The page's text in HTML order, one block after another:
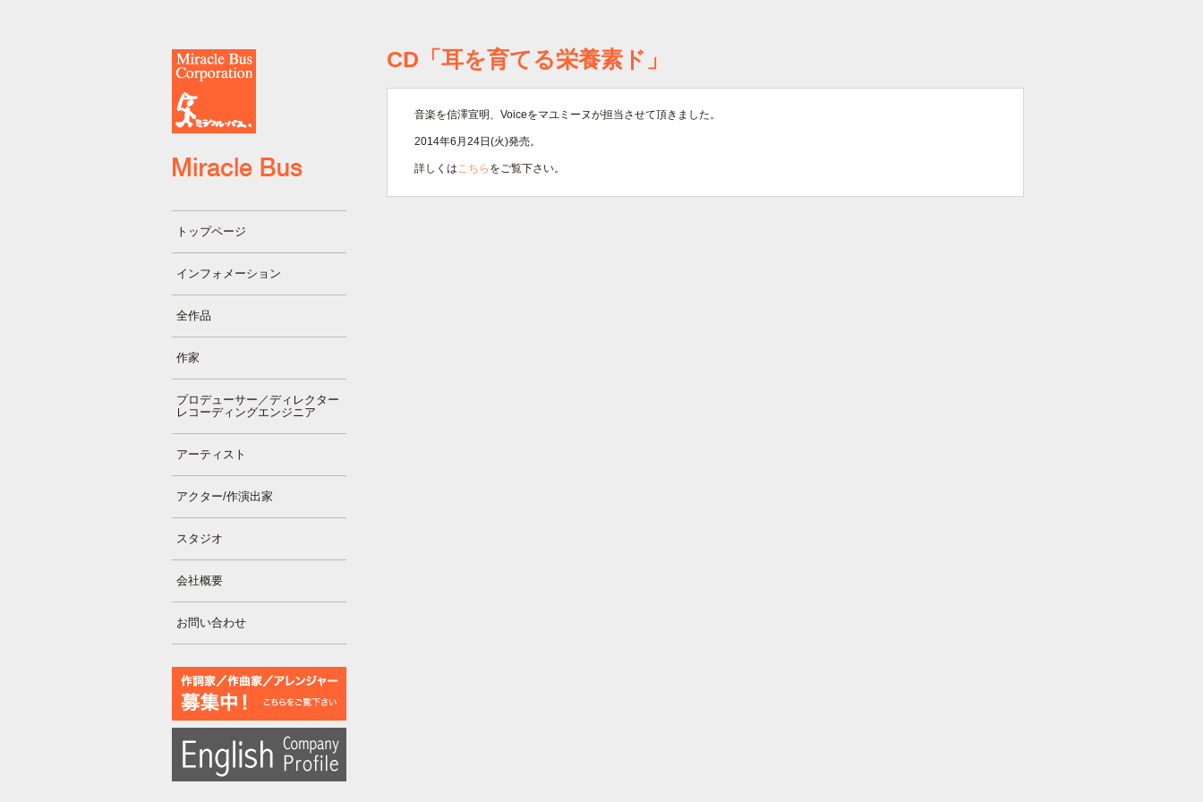
トップページ
インフォメーション
全作品
作家
プロデューサー／ディレクター
レコーディングエンジニア
アーティスト
アクター/作演出家
スタジオ
会社概要
お問い合わせ
CD「耳を育てる栄養素ド」
音楽を信澤宣明、Voiceをマユミーヌが担当させて頂きました。
2014年6月24日(火)発売。
詳しくはこちら をご覧下さい。